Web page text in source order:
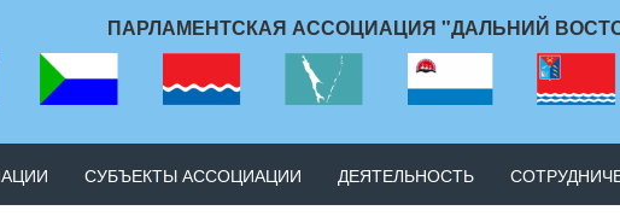
ПАРЛАМЕНТСКАЯ АССОЦИАЦИЯ "ДАЛЬНИЙ
СУБЪЕКТЫ АССОЦИАЦИИ ДЕЯТЕЛЬНОСТЬ